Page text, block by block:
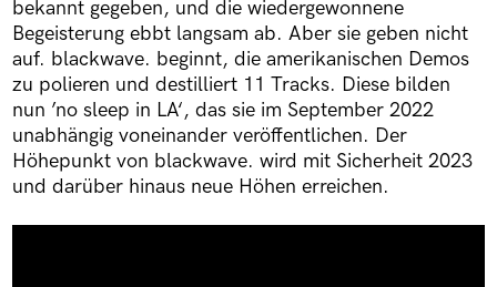
bekannt gegeben, und die wiedergewonnene
Begeisterung ebbt langsam ab. Aber sie geben nicht
auf. blackwave. beginnt, die amerikanischen Demos
zu polieren und destilliert 11 Tracks. Diese bilden
nun ’no sleep in LA‘, das sie im September 2022
unabhängig voneinander veröffentlichen. Der
Höhepunkt von blackwave. wird mit Sicherheit 2023
und darüber hinaus neue Höhen erreichen.